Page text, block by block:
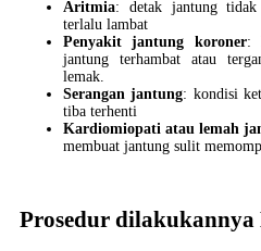
Aritmia: detak jantung
terlalu lambat
Penyakit jantung koroner:
jantung terhambat atau
lemak.
Serangan jantung: kondisi
tiba terhenti
Kardiomiopati atau lemah
membuat jantung sulit
Prosedur dilakukannya